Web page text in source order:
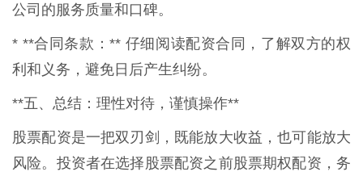
公司的服务质量和口碑。
* **合同条款：** 仔细阅读配资合同，了解双方的权
利和义务，避免日后产生纠纷。
**五、总结：理性对待，谨慎操作**
股票配资是一把双刃剑，既能放大收益，也可能放大
风险。投资者在选择股票配资之前股票期权配资，务